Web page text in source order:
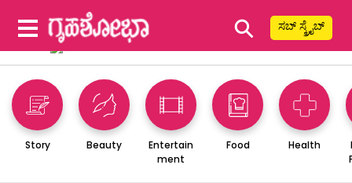
⚲ ಸಬ್ ಸ್ಕ್ರೈಬ್
Story Beauty
Entertain
ment
Food Health